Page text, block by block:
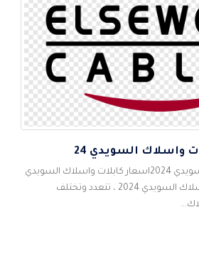
واسلاك السويدي 24
اسعار كابلات واسلاك السويدي 2024اسعار كابلات واسلاك السويدي
2024 اسعار كابلات و اسلاك السويدي 2024 ، تتعدد وتختلف